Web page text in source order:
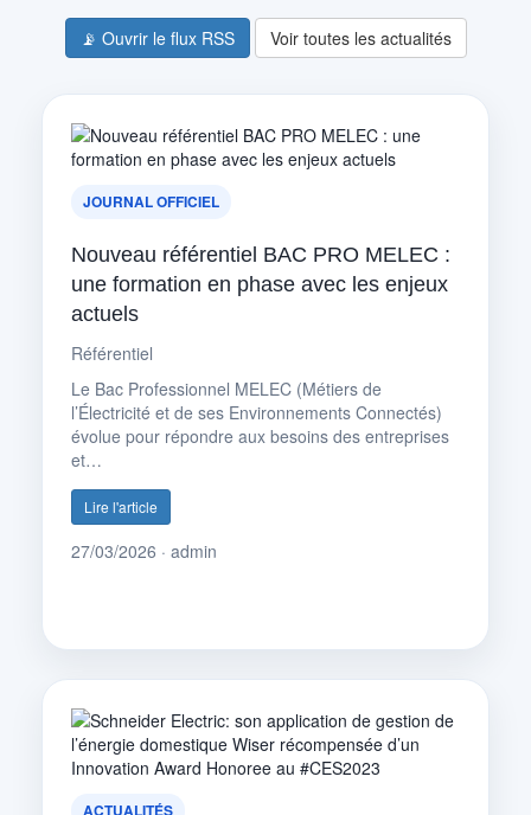
📡 Ouvrir le flux RSS Voir toutes les actualités
JOURNAL OFFICIEL
Nouveau référentiel BAC PRO MELEC :
une formation en phase avec les enjeux
actuels
Référentiel
Le Bac Professionnel MELEC (Métiers de
l’Électricité et de ses Environnements Connectés)
évolue pour répondre aux besoins des entreprises
et…
Lire l'article
27/03/2026 · admin
ACTUALITÉS